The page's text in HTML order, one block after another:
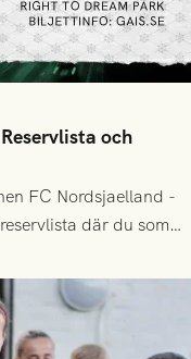
och
FC Nordsjaelland -
där du som
intresse. Du kan